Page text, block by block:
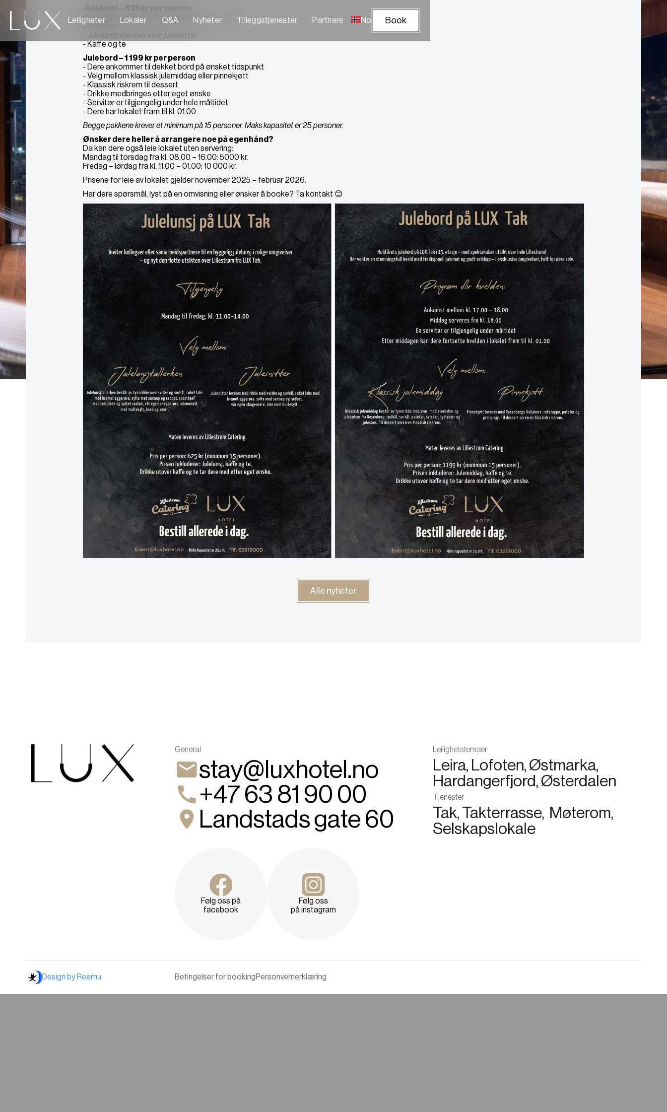
Leiligheter Lokaler Q&A Nyheter Tilleggstjenester Partnere No Book
Julelunsj – 625 kr per person
Gjelder mandag–fredag mellom kl. 11.00 – 14.00.
Inkluderer:
- Julelunsjtallerken eller julesnitter
- Kaffe og te
Julebord – 1 199 kr per person
- Dere ankommer til dekket bord på ønsket tidspunkt
- Velg mellom klassisk julemiddag eller pinnekjøtt
- Klassisk riskrem til dessert
- Drikke medbringes etter eget ønske
- Servitør er tilgjengelig under hele måltidet
- Dere har lokalet fram til kl. 01.00
Begge pakkene krever et minimum på 15 personer. Maks kapasitet er 25 personer.
Ønsker dere heller å arrangere noe på egenhånd?
Da kan dere også leie lokalet uten servering:
Mandag til torsdag fra kl. 08.00 – 16.00: 5000 kr.
Fredag – lørdag fra kl. 11.00 – 01.00: 10 000 kr.
Prisene for leie av lokalet gjelder november 2025 – februar 2026.
Har dere spørsmål, lyst på en omvisning eller ønsker å booke? Ta kontakt 😊
Alle nyheter
General
stay@luxhotel.no
+47 63 81 90 00
Landstads gate 60
Følg oss på
facebook
Følg oss
på instagram
Leilighetstemaer
Leira, Lofoten, Østmarka,
Hardangerfjord, Østerdalen
Tjenester
Tak, Takterrasse, Møterom,
Selskapslokale
Design by Reemu Betingelser for bookingPersonvernerklæring